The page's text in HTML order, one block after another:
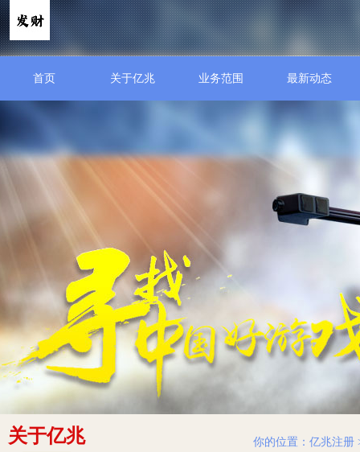
首页 关于亿兆 业务范围 最新动态
关于亿兆 你的位置： 亿兆注册